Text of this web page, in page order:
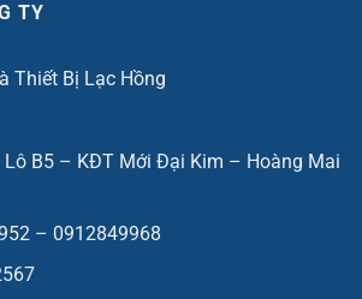
TY
Thiết Bị Lạc Hồng
Lô B5 – KĐT Mới Đại Kim – Hoàng Mai
– 0912849968